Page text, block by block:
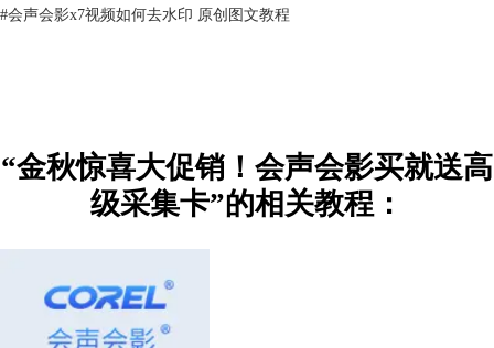
#会声会影x7视频如何去水印 原创图文教程
“金秋惊喜大促销！会声会影买就送高
级采集卡”的相关教程：